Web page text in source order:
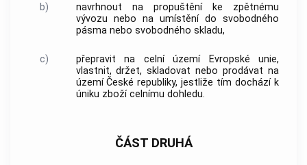
b)
navrhnout na propuštění ke zpětnému
vývozu nebo na umístění do svobodného
pásma nebo svobodného skladu,
c)
přepravit na celní území Evropské unie,
vlastnit, držet, skladovat nebo prodávat na
území České republiky, jestliže tím dochází k
úniku zboží celnímu dohledu.
ČÁST DRUHÁ